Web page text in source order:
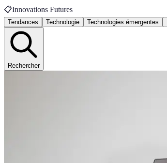
📋Innovations Futures
Tendances Technologie Technologies émergentes
Rechercher